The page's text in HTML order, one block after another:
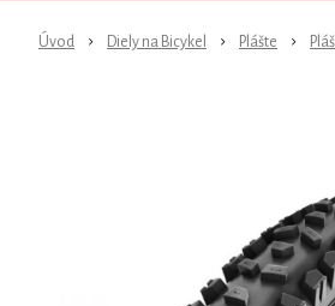
Úvod Diely na Bicykel Plášte